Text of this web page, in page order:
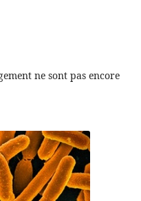
ne sont pas encore